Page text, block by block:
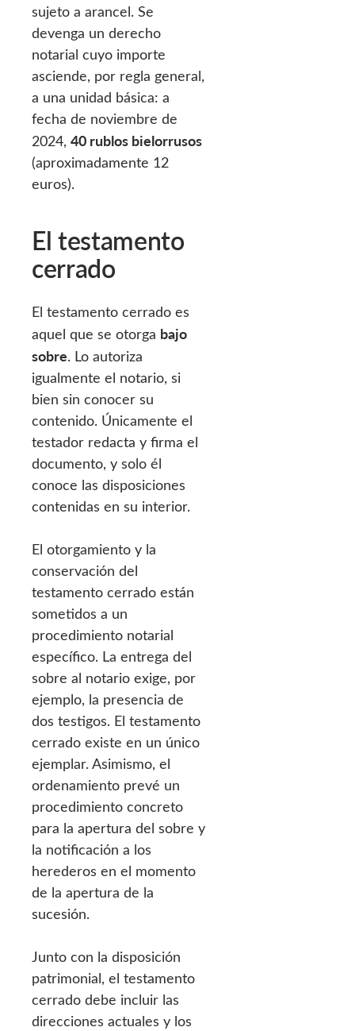
sujeto a arancel. Se
devenga un derecho
notarial cuyo importe
asciende, por regla general,
a una unidad básica: a
fecha de noviembre de
2024, 40 rublos bielorrusos
(aproximadamente 12
euros).
El testamento
cerrado
El testamento cerrado es
aquel que se otorga bajo
sobre. Lo autoriza
igualmente el notario, si
bien sin conocer su
contenido. Únicamente el
testador redacta y firma el
documento, y solo él
conoce las disposiciones
contenidas en su interior.
El otorgamiento y la
conservación del
testamento cerrado están
sometidos a un
procedimiento notarial
específico. La entrega del
sobre al notario exige, por
ejemplo, la presencia de
dos testigos. El testamento
cerrado existe en un único
ejemplar. Asimismo, el
ordenamiento prevé un
procedimiento concreto
para la apertura del sobre y
la notificación a los
herederos en el momento
de la apertura de la
sucesión.
Junto con la disposición
patrimonial, el testamento
cerrado debe incluir las
direcciones actuales y los